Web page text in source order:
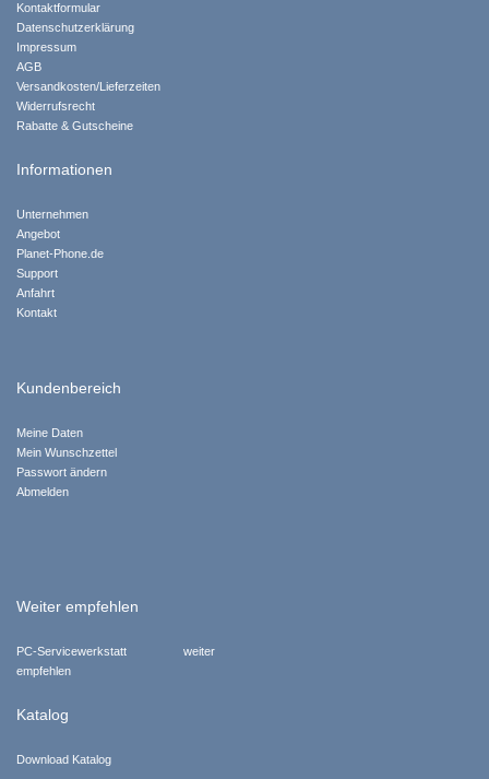
Kontaktformular
Datenschutzerklärung
Impressum
AGB
Versandkosten/Lieferzeiten
Widerrufsrecht
Rabatte & Gutscheine
Informationen
Unternehmen
Angebot
Planet-Phone.de
Support
Anfahrt
Kontakt
Kundenbereich
Meine Daten
Mein Wunschzettel
Passwort ändern
Abmelden
Weiter empfehlen
PC-Servicewerkstatt weiter
empfehlen
Katalog
Download Katalog